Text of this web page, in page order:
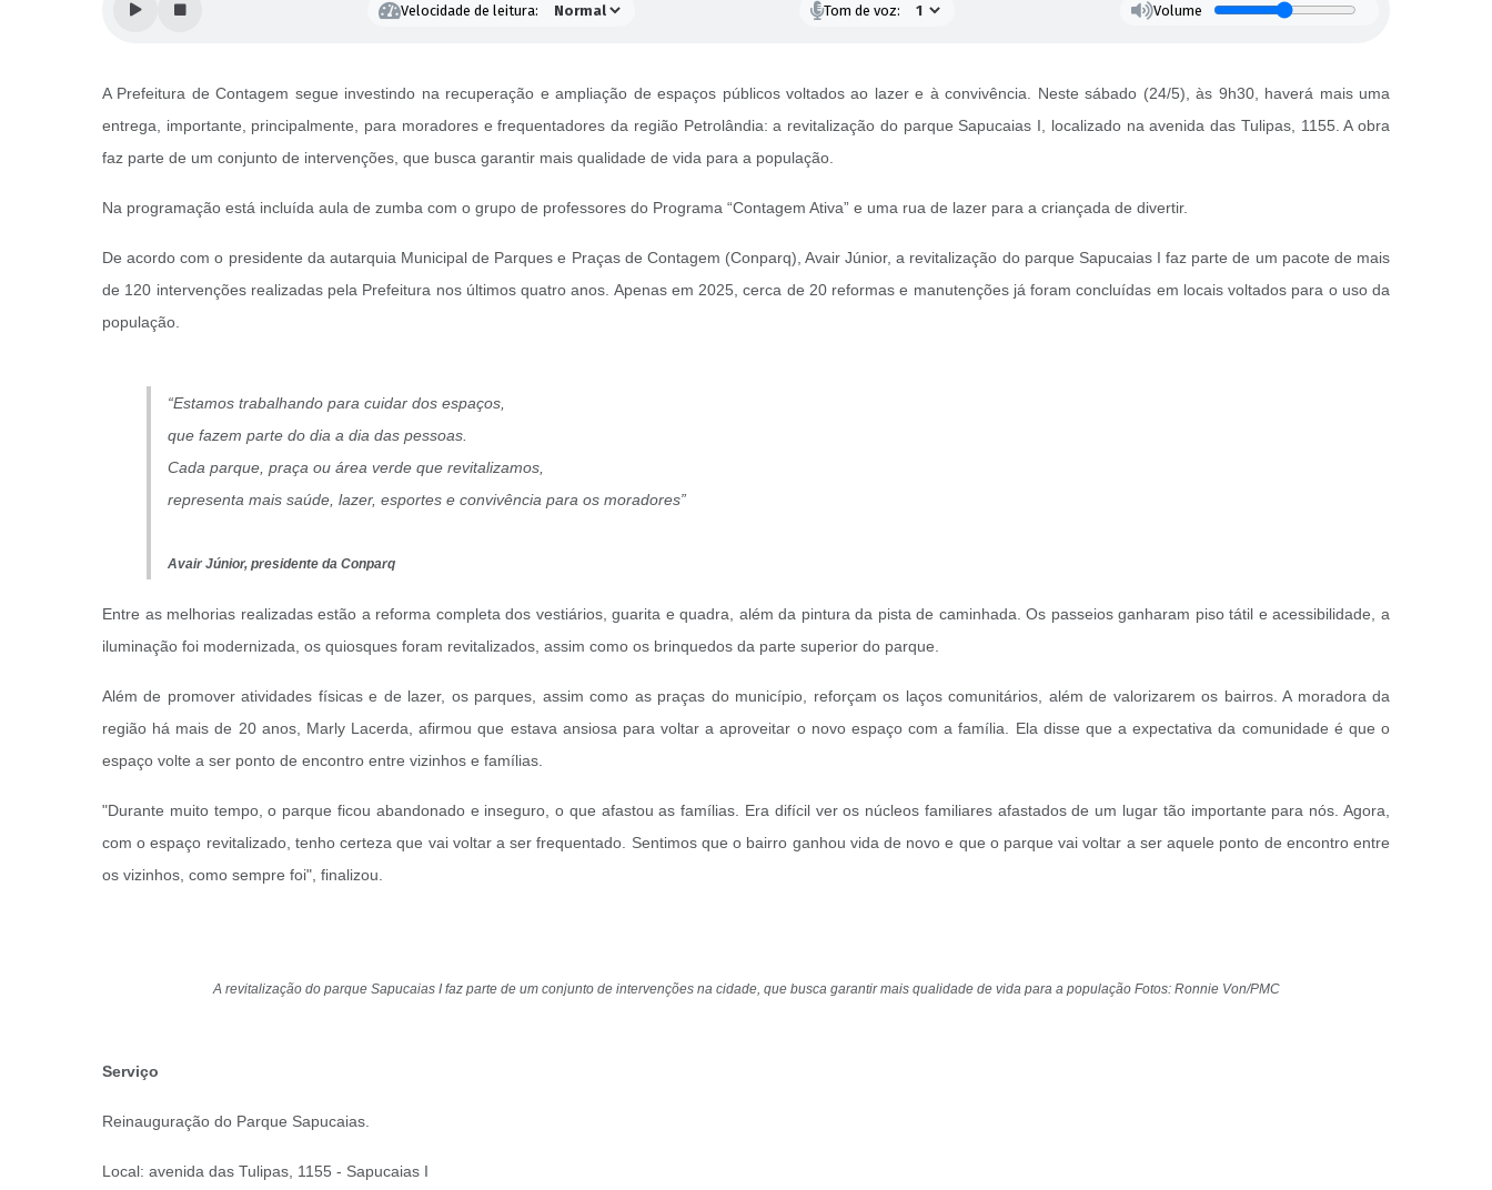
Velocidade de leitura: Tom de voz: Volume
A Prefeitura de Contagem segue investindo na recuperação e ampliação de espaços públicos voltados ao lazer e à convivência. Neste sábado (24/5), às 9h30, haverá mais uma
entrega, importante, principalmente, para moradores e frequentadores da região Petrolândia: a revitalização do parque Sapucaias I, localizado na avenida das Tulipas, 1155. A obra
faz parte de um conjunto de intervenções, que busca garantir mais qualidade de vida para a população.
Na programação está incluída aula de zumba com o grupo de professores do Programa “Contagem Ativa” e uma rua de lazer para a criançada de divertir.
De acordo com o presidente da autarquia Municipal de Parques e Praças de Contagem (Conparq), Avair Júnior, a revitalização do parque Sapucaias I faz parte de um pacote de mais
de 120 intervenções realizadas pela Prefeitura nos últimos quatro anos. Apenas em 2025, cerca de 20 reformas e manutenções já foram concluídas em locais voltados para o uso da
população.
“Estamos trabalhando para cuidar dos espaços,
que fazem parte do dia a dia das pessoas.
Cada parque, praça ou área verde que revitalizamos,
representa mais saúde, lazer, esportes e convivência para os moradores”
Avair Júnior, presidente da Conparq
Entre as melhorias realizadas estão a reforma completa dos vestiários, guarita e quadra, além da pintura da pista de caminhada. Os passeios ganharam piso tátil e acessibilidade, a
iluminação foi modernizada, os quiosques foram revitalizados, assim como os brinquedos da parte superior do parque.
Além de promover atividades físicas e de lazer, os parques, assim como as praças do município, reforçam os laços comunitários, além de valorizarem os bairros. A moradora da
região há mais de 20 anos, Marly Lacerda, afirmou que estava ansiosa para voltar a aproveitar o novo espaço com a família. Ela disse que a expectativa da comunidade é que o
espaço volte a ser ponto de encontro entre vizinhos e famílias.
"Durante muito tempo, o parque ficou abandonado e inseguro, o que afastou as famílias. Era difícil ver os núcleos familiares afastados de um lugar tão importante para nós. Agora,
com o espaço revitalizado, tenho certeza que vai voltar a ser frequentado. Sentimos que o bairro ganhou vida de novo e que o parque vai voltar a ser aquele ponto de encontro entre
os vizinhos, como sempre foi", finalizou.
A revitalização do parque Sapucaias I faz parte de um conjunto de intervenções na cidade, que busca garantir mais qualidade de vida para a população Fotos: Ronnie Von/PMC
Serviço
Reinauguração do Parque Sapucaias.
Local: avenida das Tulipas, 1155 - Sapucaias I